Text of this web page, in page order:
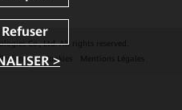
Co., Ltd. All rights reserved.
Préférences Cookies Mentions Légales
>